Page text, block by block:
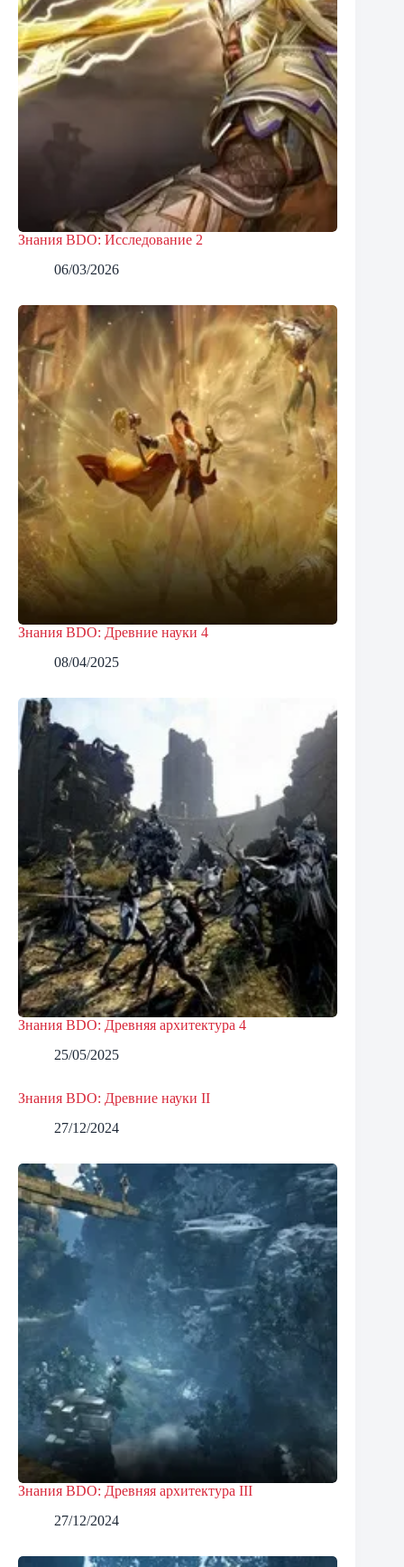
Знания BDO: Исследование 2
06/03/2026
Знания BDO: Древние науки 4
08/04/2025
Знания BDO: Древняя архитектура 4
25/05/2025
Знания BDO: Древние науки II
27/12/2024
Знания BDO: Древняя архитектура III
27/12/2024